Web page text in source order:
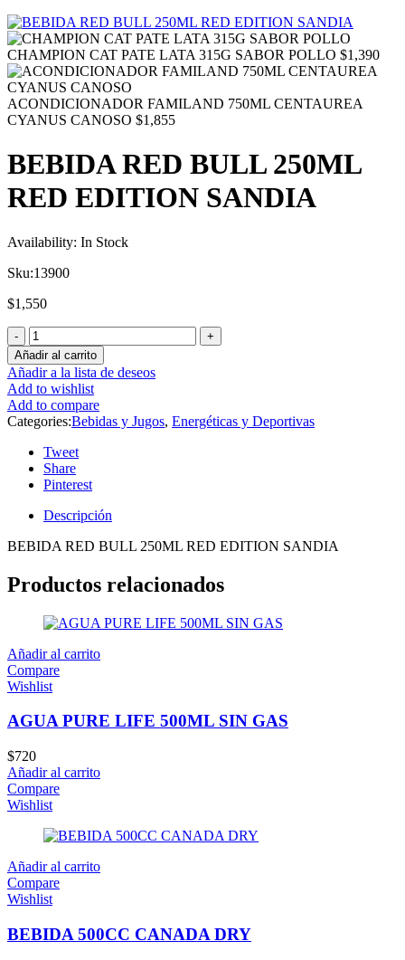
CHAMPION CAT PATE LATA 315G SABOR POLLO $1,390
ACONDICIONADOR FAMILAND 750ML CENTAUREA
CYANUS CANOSO $1,855
BEBIDA RED BULL 250ML
RED EDITION SANDIA
Availability: In Stock
Sku:13900
$1,550
Añadir al carrito
Añadir a la lista de deseos
Add to wishlist
Add to compare
Categories:Bebidas y Jugos, Energéticas y Deportivas
Tweet
Share
Pinterest
Descripción
BEBIDA RED BULL 250ML RED EDITION SANDIA
Productos relacionados
Añadir al carrito
Compare
Wishlist
AGUA PURE LIFE 500ML SIN GAS
$720
Añadir al carrito
Compare
Wishlist
Añadir al carrito
Compare
Wishlist
BEBIDA 500CC CANADA DRY